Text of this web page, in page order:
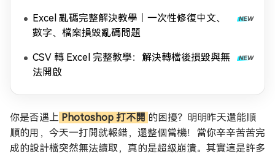
Excel 亂碼完整解決教學｜一次性修復中文、
數字、檔案損毀亂碼問題
CSV 轉 Excel 完整教學：解決轉檔後損毀與無
法開啟
你是否遇上 Photoshop 打不開 的困擾？明明昨天還能順
順的用，今天一打開就報錯，還整個當機！當你辛辛苦苦完
成的設計檔突然無法讀取，真的是超級崩潰。其實這是許多